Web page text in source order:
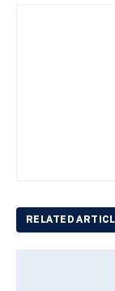
RELATED